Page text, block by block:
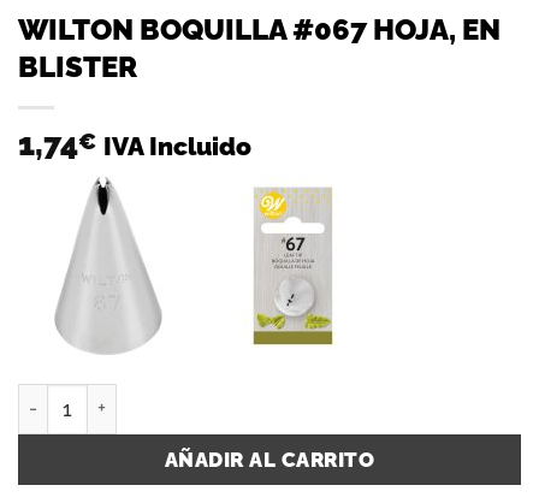
WILTON BOQUILLA #067 HOJA, EN
BLISTER
1,74€ IVA Incluido
AÑADIR AL CARRITO